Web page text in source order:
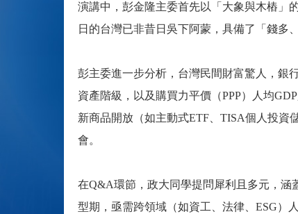
演講中，彭金隆主委首先以「大象與木樁」
日的台灣已非昔日吳下阿蒙，具備了「錢多
彭主委進一步分析，台灣民間財富驚人，銀
資產階級，以及購買力平價（PPP）人均
新商品開放（如主動式ETF、TISA個人投資
會。
在Q&A環節，政大同學提問犀利且多元，涵
型期，亟需跨領域（如資工、法律、ESG）